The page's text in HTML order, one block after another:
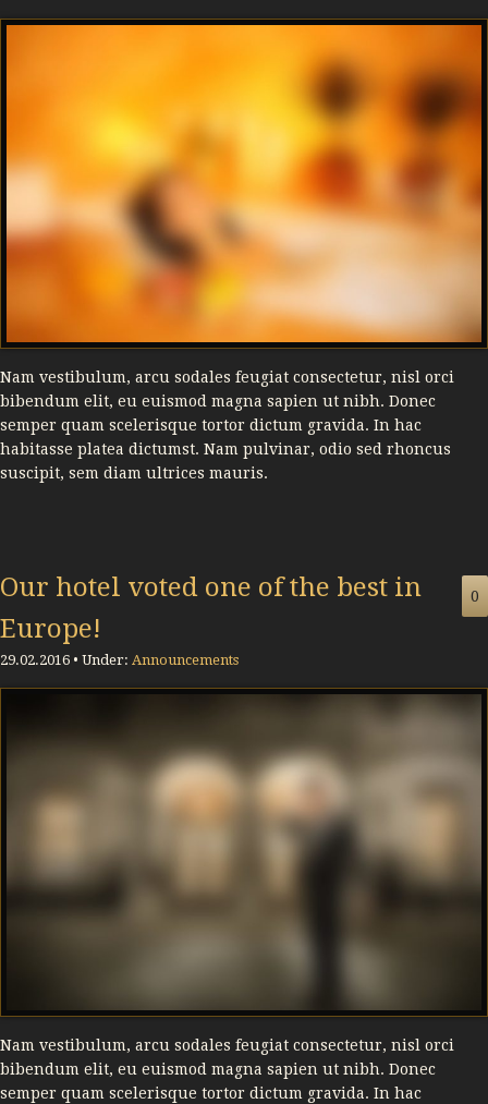
Nam vestibulum, arcu sodales feugiat consectetur, nisl orci
bibendum elit, eu euismod magna sapien ut nibh. Donec
semper quam scelerisque tortor dictum gravida. In hac
habitasse platea dictumst. Nam pulvinar, odio sed rhoncus
suscipit, sem diam ultrices mauris.
Our hotel voted one of the best in
Europe!
29.02.2016 • Under: Announcements
0
Nam vestibulum, arcu sodales feugiat consectetur, nisl orci
bibendum elit, eu euismod magna sapien ut nibh. Donec
semper quam scelerisque tortor dictum gravida. In hac